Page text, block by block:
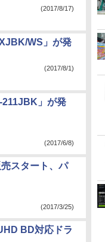
(2017/8/17)
WS」が発
(2017/8/1)
211JBK」が発
(2017/6/8)
スタート、パ
(2017/3/25)
BD対応ドラ